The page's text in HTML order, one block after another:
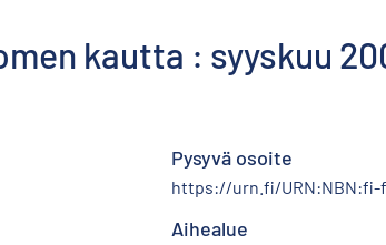
kautta : syyskuu
Pysyvä osoite
https://urn.fi/URN:NBN:fi-
Aihealue